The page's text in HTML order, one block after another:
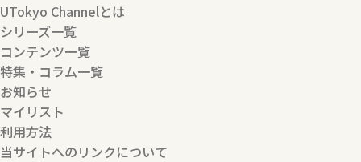
UTokyo Channelとは
シリーズ一覧
コンテンツ一覧
特集・コラム一覧
お知らせ
マイリスト
利用方法
当サイトへのリンクについて